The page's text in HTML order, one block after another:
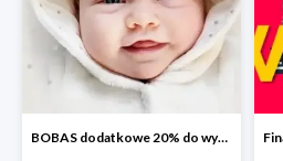
BOBAS dodatkowe 20% do wyprzedaży